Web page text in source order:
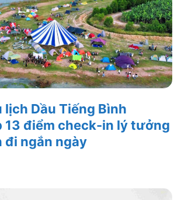
lịch Dầu Tiếng Bình
13 điểm check-in lý tưởng
đi ngắn ngày